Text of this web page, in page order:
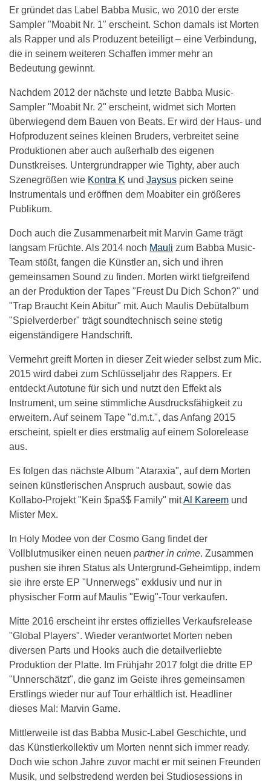
Er gründet das Label Babba Music, wo 2010 der erste
Sampler "Moabit Nr. 1" erscheint. Schon damals ist Morten
als Rapper und als Produzent beteiligt – eine Verbindung,
die in seinem weiteren Schaffen immer mehr an
Bedeutung gewinnt.
Nachdem 2012 der nächste und letzte Babba Music-
Sampler "Moabit Nr. 2" erscheint, widmet sich Morten
überwiegend dem Bauen von Beats. Er wird der Haus- und
Hofproduzent seines kleinen Bruders, verbreitet seine
Produktionen aber auch außerhalb des eigenen
Dunstkreises. Untergrundrapper wie Tighty, aber auch
Szenegrößen wie Kontra K und Jaysus picken seine
Instrumentals und eröffnen dem Moabiter ein größeres
Publikum.
Doch auch die Zusammenarbeit mit Marvin Game trägt
langsam Früchte. Als 2014 noch Mauli zum Babba Music-
Team stößt, fangen die Künstler an, sich und ihren
gemeinsamen Sound zu finden. Morten wirkt tiefgreifend
an der Produktion der Tapes "Freust Du Dich Schon?" und
"Trap Braucht Kein Abitur" mit. Auch Maulis Debütalbum
"Spielverderber" trägt soundtechnisch seine stetig
eigenständigere Handschrift.
Vermehrt greift Morten in dieser Zeit wieder selbst zum Mic.
2015 wird dabei zum Schlüsseljahr des Rappers. Er
entdeckt Autotune für sich und nutzt den Effekt als
Instrument, um seine stimmliche Ausdrucksfähigkeit zu
erweitern. Auf seinem Tape "d.m.t.", das Anfang 2015
erscheint, spielt er dies erstmalig auf einem Solorelease
aus.
Es folgen das nächste Album "Ataraxia", auf dem Morten
seinen künstlerischen Anspruch ausbaut, sowie das
Kollabo-Projekt "Kein $pa$$ Family" mitAl Kareem und
Mister Mex.
In Holy Modee von der Cosmo Gang findet der
Vollblutmusiker einen neuen partner in crime. Zusammen
pushen sie ihren Status als Untergrund-Geheimtipp, indem
sie ihre erste EP "Unnerwegs" exklusiv und nur in
physischer Form auf Maulis "Ewig"-Tour verkaufen.
Mitte 2016 erscheint ihr erstes offizielles Verkaufsrelease
"Global Players". Wieder verantwortet Morten neben
diversen Parts und Hooks auch die detailverliebte
Produktion der Platte. Im Frühjahr 2017 folgt die dritte EP
"Unnerschätzt", die ganz im Geiste ihres gemeinsamen
Erstlings wieder nur auf Tour erhältlich ist. Headliner
dieses Mal: Marvin Game.
Mittlerweile ist das Babba Music-Label Geschichte, und
das Künstlerkollektiv um Morten nennt sich immer ready.
Doch wie schon Jahre zuvor macht er mit seinen Freunden
Musik, und selbstredend werden bei Studiosessions in